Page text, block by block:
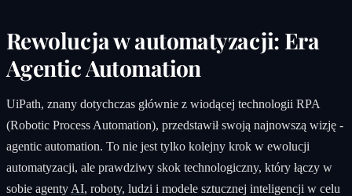
Rewolucja w automatyzacji: Era
Agentic Automation
UiPath, znany dotychczas głównie z wiodącej technologii RPA
(Robotic Process Automation), przedstawił swoją najnowszą wizję -
agentic automation. To nie jest tylko kolejny krok w ewolucji
automatyzacji, ale prawdziwy skok technologiczny, który łączy w
sobie agenty AI, roboty, ludzi i modele sztucznej inteligencji w celu